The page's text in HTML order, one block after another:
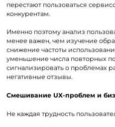
перестают пользоваться
конкурентам.
Именно поэтому анализ
менее важен, чем изучение
снижение частоты
уменьшение числа повторных
сигнализировать о проблемах
негативные отзывы.
Смешивание UX-проблем и
Не каждая трудность